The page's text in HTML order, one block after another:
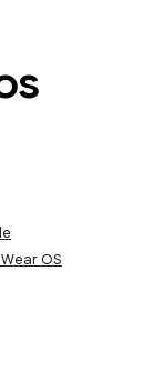
OS